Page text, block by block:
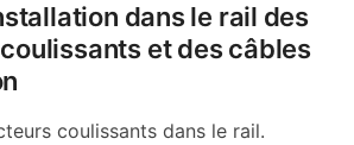
dans le rail des
et des câbles
coulissants dans le rail.